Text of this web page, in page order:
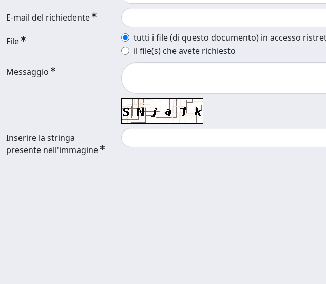
E-mail del richiedente
File
tutti i file (di questo documento) in accesso
il file(s) che avete richiesto
Messaggio
Inserire la stringa
presente nell'immagine